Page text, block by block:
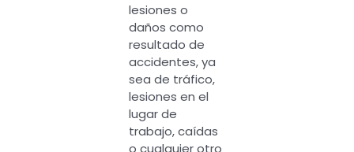
lesiones o
daños como
resultado de
accidentes, ya
sea de tráfico,
lesiones en el
lugar de
trabajo, caídas
o cualquier otro